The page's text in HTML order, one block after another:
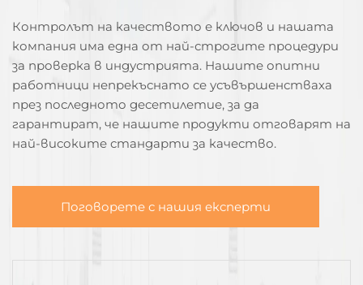
Контролът на качеството е ключов и нашата
компания има една от най-строгите процедури
за проверка в индустрията. Нашите опитни
работници непрекъснато се усъвършенстваха
през последното десетилетие, за да
гарантират, че нашите продукти отговарят на
най-високите стандарти за качество.
Поговорете с нашия експерти